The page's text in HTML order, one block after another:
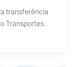
transferência
Transportes